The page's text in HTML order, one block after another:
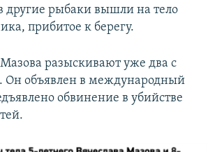
другие рыбаки вышли на тело
прибитое к берегу.
разыскивают уже два с
Он объявлен в международный
обвинение в убийстве